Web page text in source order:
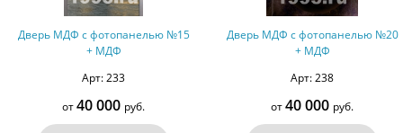
Дверь МДФ с фотопанелью №15
+ МДФ
Арт: 233
от40 000 руб.
Дверь МДФ с фотопанелью №20
+ МДФ
Арт: 238
от40 000 руб.